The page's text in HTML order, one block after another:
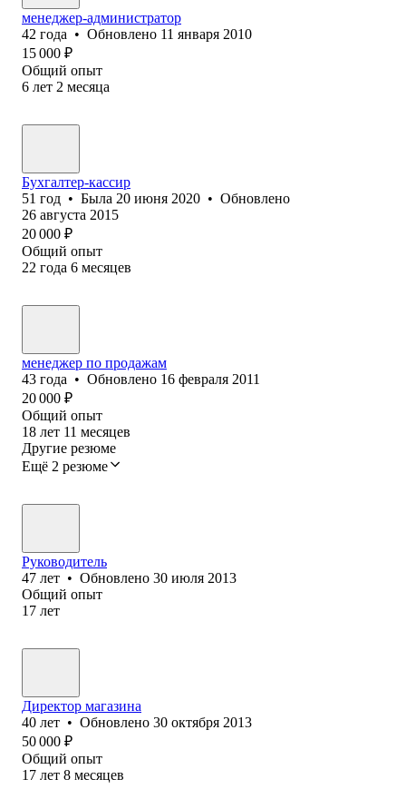
менеджер-администратор
42 года • Обновлено 11 января 2010
15 000 ₽
Общий опыт
6 лет 2 месяца
Бухгалтер-кассир
51 год • Была 20 июня 2020 • Обновлено
26 августа 2015
20 000 ₽
Общий опыт
22 года 6 месяцев
менеджер по продажам
43 года • Обновлено 16 февраля 2011
20 000 ₽
Общий опыт
18 лет 11 месяцев
Другие резюме
Ещё 2 резюме
Руководитель
47 лет • Обновлено 30 июля 2013
Общий опыт
17 лет
Директор магазина
40 лет • Обновлено 30 октября 2013
50 000 ₽
Общий опыт
17 лет 8 месяцев